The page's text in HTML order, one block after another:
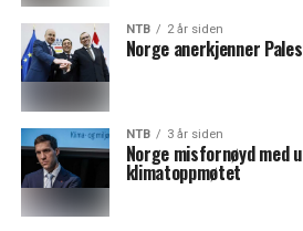
NTB 2 år siden
Norge anerkjenner
NTB 3 år siden
Norge misfornøyd med
klimatoppmøtet